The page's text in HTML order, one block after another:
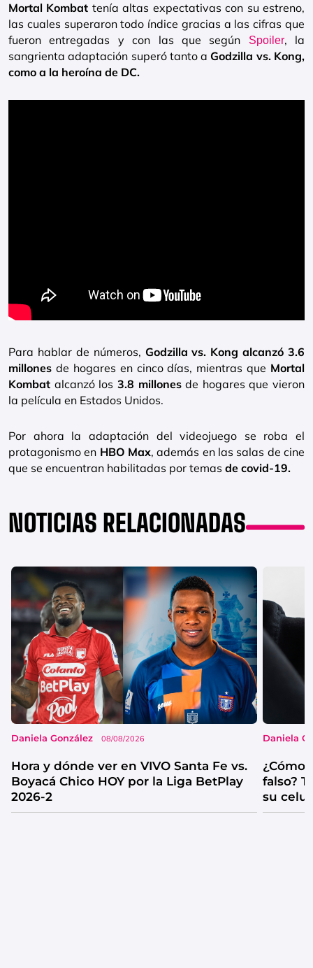
Mortal Kombat tenía altas expectativas con su estreno,
las cuales superaron todo índice gracias a las cifras que
fueron entregadas y con las que según
Spoiler, la
sangrienta adaptación superó tanto aGodzilla vs. Kong,
como a la heroína de DC.
Para hablar de números, Godzilla vs. Kong alcanzó 3.6
millones de hogares en cinco días, mientras que Mortal
Kombat alcanzó los 3.8 millonesde hogares que vieron
la película en Estados Unidos.
Por ahora la adaptación del videojuego se roba el
protagonismo en HBO Max, además en las salas de cine
que se encuentran habilitadas por temas de covid-19.
NOTICIAS RELACIONADAS
Daniela González 08/08/2026
Hora y dónde ver en VIVO Santa Fe vs.
Boyacá Chico HOY por la Liga BetPlay
2026-2
Daniela
¿Cómo
falso?
su